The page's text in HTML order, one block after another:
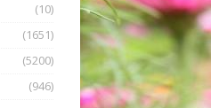
(10)
(1651)
(5200)
(946)